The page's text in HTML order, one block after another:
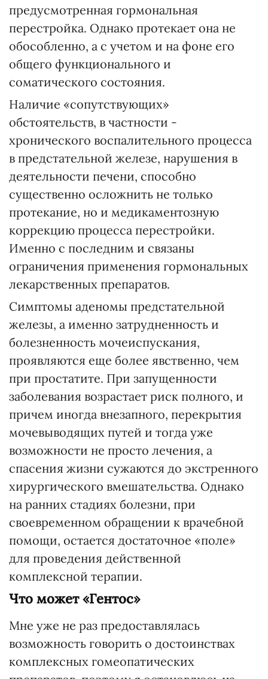
предусмотренная гормональная
перестройка. Однако протекает она не
обособленно, а с учетом и на фоне его
общего функционального и
соматического состояния.
Наличие «сопутствующих»
обстоятельств, в частности -
хронического воспалительного процесса
в предстательной железе, нарушения в
деятельности печени, способно
существенно осложнить не только
протекание, но и медикаментозную
коррекцию процесса перестройки.
Именно с последним и связаны
ограничения применения гормональных
лекарственных препаратов.
Симптомы аденомы предстательной
железы, а именно затрудненность и
болезненность мочеиспускания,
проявляются еще более явственно, чем
при простатите. При запущенности
заболевания возрастает риск полного, и
причем иногда внезапного, перекрытия
мочевыводящих путей и тогда уже
возможности не просто лечения, а
спасения жизни сужаются до экстренного
хирургического вмешательства. Однако
на ранних стадиях болезни, при
своевременном обращении к врачебной
помощи, остается достаточное «поле»
для проведения действенной
комплексной терапии.
Что может «Гентос»
Мне уже не раз предоставлялась
возможность говорить о достоинствах
комплексных гомеопатических